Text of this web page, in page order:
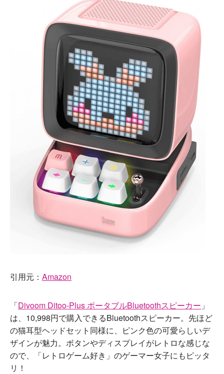
引用元： Amazon
「Divoom Ditoo-Plus ポータブルBluetoothスピーカー 」
は、10,998円で購入できるBluetoothスピーカー。先ほど
の猫耳型ヘッドセット同様に、ピンク色の可愛らしいデ
ザインが魅力。ボタンやディスプレイがレトロな感じな
ので、「レトロゲーム好き」のゲーマー女子にもピッタ
リ！